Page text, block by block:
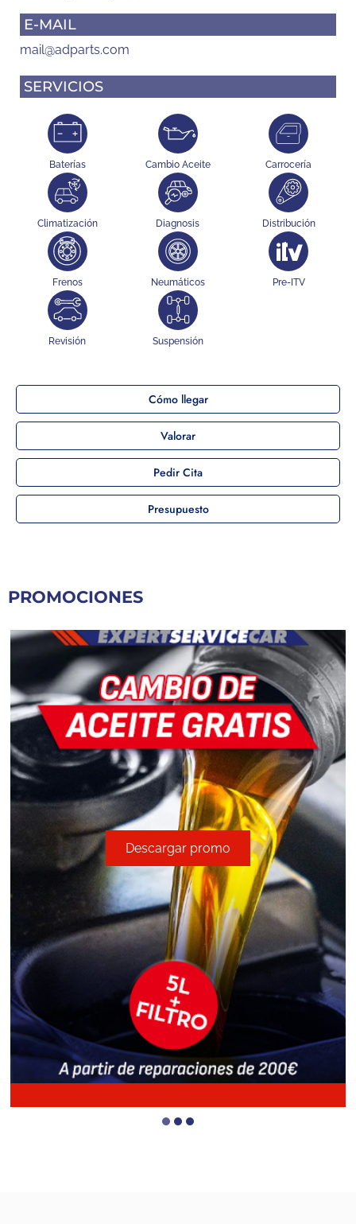
E-MAIL
mail@adparts.com
SERVICIOS
Baterías Cambio Aceite Carrocería
Climatización Diagnosis Distribución
Frenos Neumáticos Pre-ITV
Revisión Suspensión
Cómo llegar
Valorar
Pedir Cita
Presupuesto
PROMOCIONES
Descargar promo